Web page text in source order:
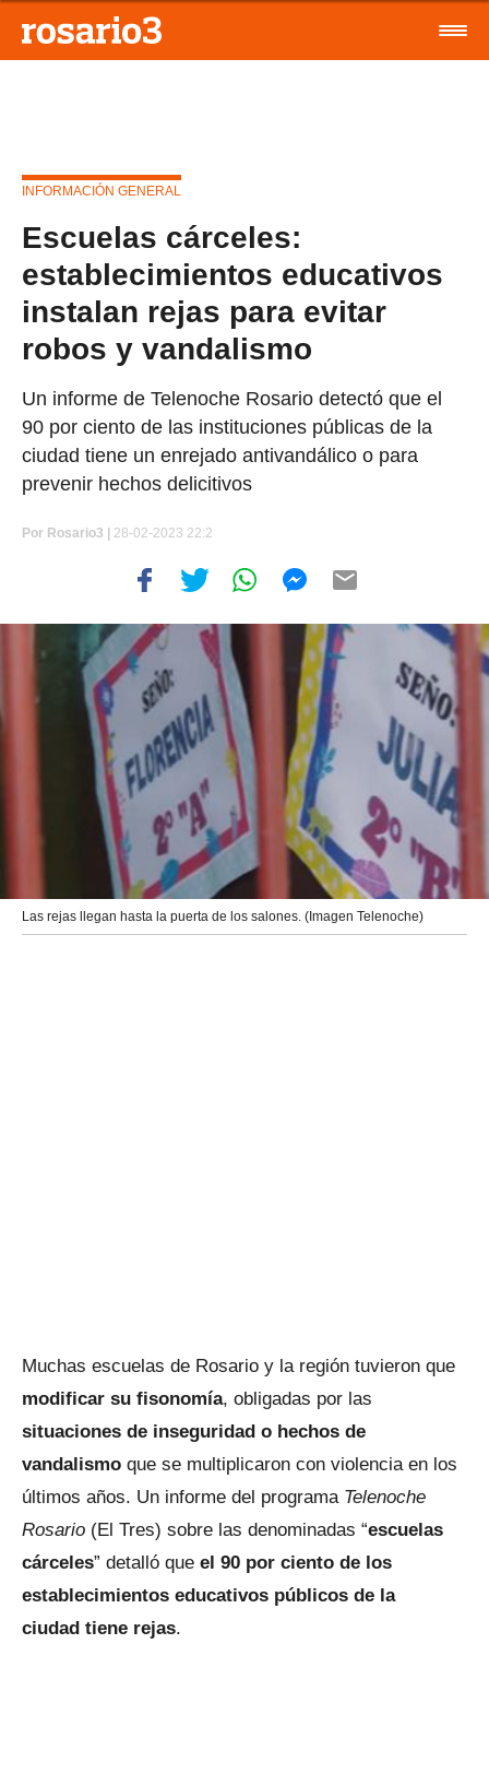
INFORMACIÓN GENERAL
Escuelas cárceles:
establecimientos educativos
instalan rejas para evitar
robos y vandalismo
Un informe de Telenoche Rosario detectó que el
90 por ciento de las instituciones públicas de la
ciudad tiene un enrejado antivandálico o para
prevenir hechos delicitivos
Por Rosario3 | 28-02-2023 22:2
Las rejas llegan hasta la puerta de los salones. (Imagen Telenoche)
Muchas escuelas de Rosario y la región tuvieron que
modificar su fisonomía, obligadas por las
situaciones de inseguridad o hechos de
vandalismo que se multiplicaron con violencia en los
últimos años. Un informe del programa Telenoche
Rosario (El Tres) sobre las denominadas “escuelas
cárceles” detalló que el 90 por ciento de los
establecimientos educativos públicos de la
ciudad tiene rejas.